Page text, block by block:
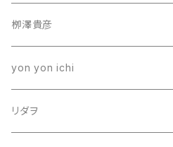
栁澤貴彦
yon yon ichi
リダヲ